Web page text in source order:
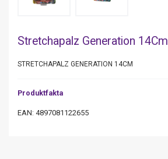
Stretchapalz Generation 14Cm
STRETCHAPALZ GENERATION 14CM
Produktfakta
EAN: 4897081122655